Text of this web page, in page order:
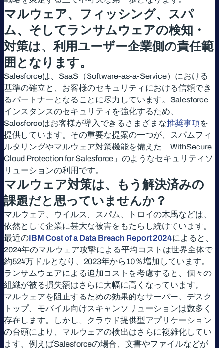
マルウェア、フィッシング、スパ
ム、そしてランサムウェアの検知・
対策は、利用ユーザー企業側の責任範
囲となります。
Salesforceは、SaaS（Software-as-a-Service）における
基準の確立と、お客様のセキュリティにおける信頼でき
るパートナーとなることに尽力しています。Salesforce
インスタンスのセキュリティを強化するため、
Salesforceはお客様が導入できるさまざまな推奨事項を
提供しています。その重要な提案の一つが、スパムフィ
ルタリングやマルウェア対策機能を備えた「WithSecure
Cloud Protection for Salesforce」のようなセキュリティソ
リューションの利用です。
マルウェア対策は、もう解決済みの
課題だと思っていませんか？
マルウェア、ウイルス、スパム、トロイの木馬などは、
依然として企業に甚大な被害をもたらし続けています。
最近のIBM Cost of a Data Breach Report 2024によると、
2024年のマルウェア攻撃による平均コストは世界全体で
約524万ドルとなり、2023年から10％増加しています。
ランサムウェアによる追加コストを考慮すると、個々の
組織が被る損失額はさらに大幅に高くなっています。
マルウェアを阻止するための効果的なサーバー、デスク
トップ、モバイル向けスキャンソリューションは数多く
存在します。しかし、クラウド提供型アプリケーション
の台頭により、マルウェアの検出はさらに複雑化してい
ます。例えばSalesforceの場合、文書やファイルなどが